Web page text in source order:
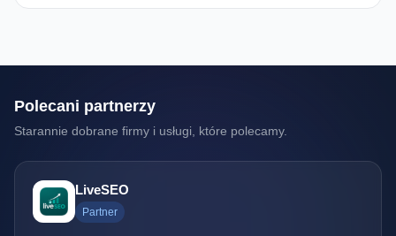
Polecani partnerzy
Starannie dobrane firmy i usługi, które polecamy.
LiveSEO
Partner